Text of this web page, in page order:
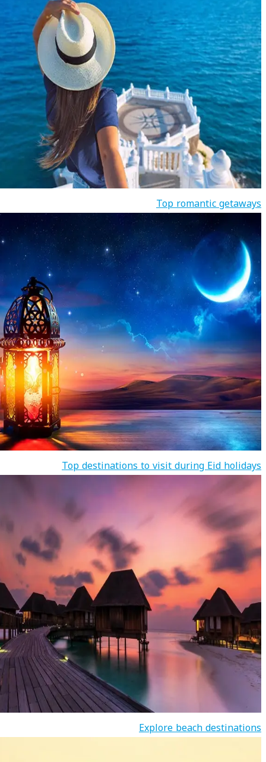
Top romantic getaways
Top destinations to visit during Eid holidays
Explore beach destinations